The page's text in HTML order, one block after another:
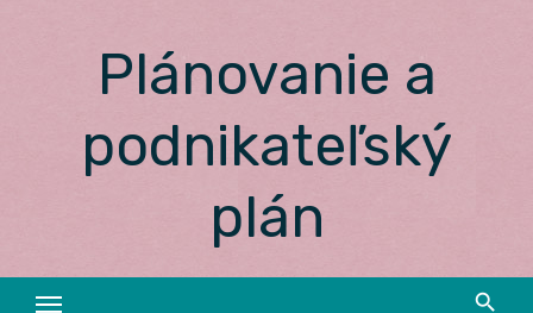
Plánovanie a
podnikateľský
plán